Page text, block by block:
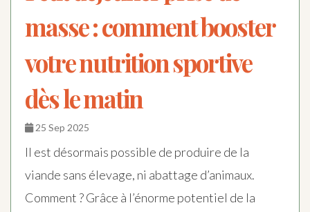
masse : comment booster
votre nutrition sportive
dès le matin
25 Sep 2025
Il est désormais possible de produire de la
viande sans élevage, ni abattage d’animaux.
Comment ? Grâce à l’énorme potentiel de la